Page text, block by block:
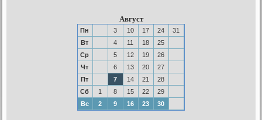
Август
Пн 3 10 17 24
31
Вт
4 11 18
25
Ср
5 12 19
26
Чт
6 13 20
27
Пт
7 14 21
28
Сб
1 8 15 22
29
Вс
2 9 16 23 30